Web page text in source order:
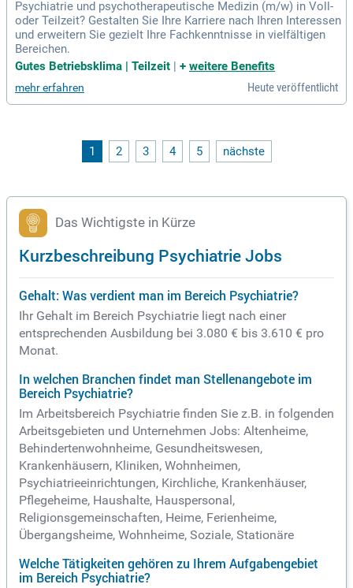
Psychiatrie und psychotherapeutische Medizin (m/w) in Voll-
oder Teilzeit? Gestalten Sie Ihre Karriere nach Ihren Interessen
und erweitern Sie gezielt Ihre Fachkenntnisse in vielfältigen
Bereichen.
Gutes Betriebsklima | Teilzeit | + weitere Benefits
mehr erfahren Heute veröffentlicht
1 2 3 4 5 nächste
Das Wichtigste in Kürze
Kurzbeschreibung Psychiatrie Jobs
Gehalt: Was verdient man im Bereich Psychiatrie?
Ihr Gehalt im Bereich Psychiatrie liegt nach einer
entsprechenden Ausbildung bei 3.080 € bis 3.610 € pro
Monat.
In welchen Branchen findet man Stellenangebote im
Bereich Psychiatrie?
Im Arbeitsbereich Psychiatrie finden Sie z.B. in folgenden
Arbeitsgebieten und Unternehmen Jobs: Altenheime,
Behindertenwohnheime, Gesundheitswesen,
Krankenhäusern, Kliniken, Wohnheimen,
Psychiatrieeinrichtungen, Kirchliche, Krankenhäuser,
Pflegeheime, Haushalte, Hauspersonal,
Religionsgemeinschaften, Heime, Ferienheime,
Übergangsheime, Wohnheime, Soziale, Stationäre
Welche Tätigkeiten gehören zu Ihrem Aufgabengebiet
im Bereich Psychiatrie?